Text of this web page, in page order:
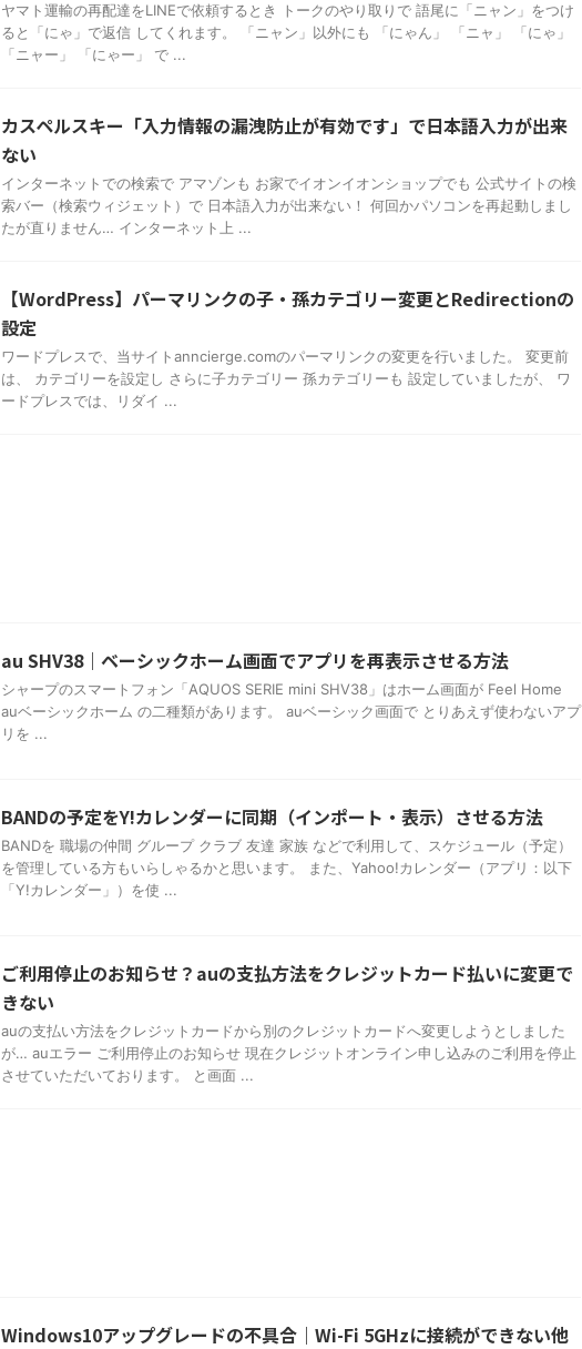
ヤマト運輸の再配達をLINEで依頼するとき トークのやり取りで 語尾に「ニャン」をつけ
ると「にゃ」で返信 してくれます。 「ニャン」以外にも 「にゃん」 「ニャ」 「にゃ」
「ニャー」 「にゃー」 で ...
カスペルスキー「入力情報の漏洩防止が有効です」で日本語入力が出来
ない
インターネットでの検索で アマゾンも お家でイオンイオンショップでも 公式サイトの検
索バー（検索ウィジェット）で 日本語入力が出来ない！ 何回かパソコンを再起動しまし
たが直りません… インターネット上 ...
【WordPress】パーマリンクの子・孫カテゴリー変更とRedirectionの
設定
ワードプレスで、当サイトanncierge.comのパーマリンクの変更を行いました。 変更前
は、 カテゴリーを設定し さらに子カテゴリー 孫カテゴリーも 設定していましたが、 ワ
ードプレスでは、リダイ ...
au SHV38｜ベーシックホーム画面でアプリを再表示させる方法
シャープのスマートフォン「AQUOS SERIE mini SHV38」はホーム画面が Feel Home
auベーシックホーム の二種類があります。 auベーシック画面で とりあえず使わないアプ
リを ...
BANDの予定をY!カレンダーに同期（インポート・表示）させる方法
BANDを 職場の仲間 グループ クラブ 友達 家族 などで利用して、スケジュール（予定）
を管理している方もいらしゃるかと思います。 また、Yahoo!カレンダー（アプリ：以下
「Y!カレンダー」）を使 ...
ご利用停止のお知らせ？auの支払方法をクレジットカード払いに変更で
きない
auの支払い方法をクレジットカードから別のクレジットカードへ変更しようとしました
が… auエラー ご利用停止のお知らせ 現在クレジットオンライン申し込みのご利用を停止
させていただいております。 と画面 ...
Windows10アップグレードの不具合｜Wi-Fi 5GHzに接続ができない他